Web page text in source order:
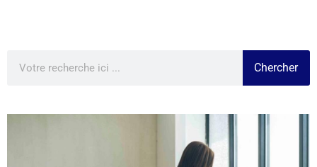
Chercher